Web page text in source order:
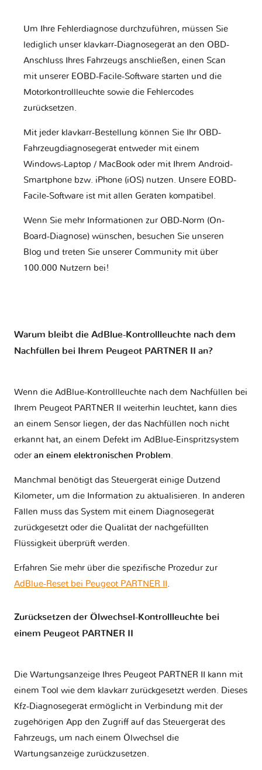
Um Ihre Fehlerdiagnose durchzuführen, müssen Sie
lediglich unser klavkarr-Diagnosegerät an den OBD-
Anschluss Ihres Fahrzeugs anschließen, einen Scan
mit unserer EOBD-Facile-Software starten und die
Motorkontrollleuchte sowie die Fehlercodes
zurücksetzen.
Mit jeder klavkarr-Bestellung können Sie Ihr OBD-
Fahrzeugdiagnosegerät entweder mit einem
Windows-Laptop / MacBook oder mit Ihrem Android-
Smartphone bzw. iPhone (iOS) nutzen. Unsere EOBD-
Facile-Software ist mit allen Geräten kompatibel.
Wenn Sie mehr Informationen zur OBD-Norm (On-
Board-Diagnose) wünschen, besuchen Sie unseren
Blog und treten Sie unserer Community mit über
100.000 Nutzern bei!
Warum bleibt die AdBlue-Kontrollleuchte nach dem
Nachfüllen bei Ihrem Peugeot PARTNER II an?
Wenn die AdBlue-Kontrollleuchte nach dem Nachfüllen bei
Ihrem Peugeot PARTNER II weiterhin leuchtet, kann dies
an einem Sensor liegen, der das Nachfüllen noch nicht
erkannt hat, an einem Defekt im AdBlue-Einspritzsystem
oder an einem elektronischen Problem.
Manchmal benötigt das Steuergerät einige Dutzend
Kilometer, um die Information zu aktualisieren. In anderen
Fällen muss das System mit einem Diagnosegerät
zurückgesetzt oder die Qualität der nachgefüllten
Flüssigkeit überprüft werden.
Erfahren Sie mehr über die spezifische Prozedur zur
AdBlue-Reset bei Peugeot PARTNER II.
Zurücksetzen der Ölwechsel-Kontrollleuchte bei
einem Peugeot PARTNER II
Die Wartungsanzeige Ihres Peugeot PARTNER II kann mit
einem Tool wie dem klavkarr zurückgesetzt werden. Dieses
Kfz-Diagnosegerät ermöglicht in Verbindung mit der
zugehörigen App den Zugriff auf das Steuergerät des
Fahrzeugs, um nach einem Ölwechsel die
Wartungsanzeige zurückzusetzen.